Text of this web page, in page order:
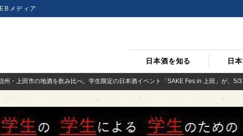
メディア
日本酒を知る 日
州・上田市の地酒を飲み比べ。学生限定の日本酒イベント「SAKE Fes in 上田」が、5/